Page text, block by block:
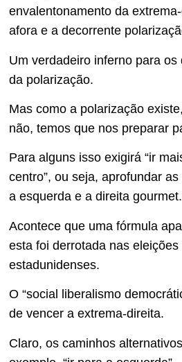
envalentonamento da
afora e a decorrente
Um verdadeiro inferno para os
da polarização.
Mas como a polarização
não, temos que nos preparar
Para alguns isso exigirá “ir
centro”, ou seja, aprofundar
a esquerda e a direita gourmet.
Acontece que uma fórmula
esta foi derrotada nas eleições
estadunidenses.
O “social liberalismo
de vencer a extrema-direita.
Claro, os caminhos